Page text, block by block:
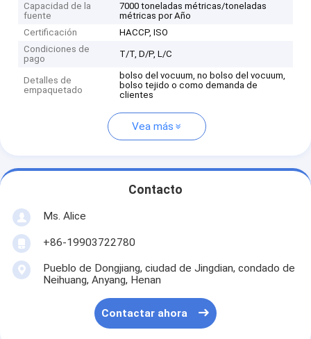
Capacidad de la
fuente
7000 toneladas métricas/toneladas
métricas por Año
Certificación
HACCP, ISO
Condiciones de
pago
T/T, D/P, L/C
Detalles de
empaquetado
bolso del vocuum, no bolso del vocuum,
bolso tejido o como demanda de
clientes
Vea más
Contacto
Ms. Alice
+86-19903722780
Pueblo de Dongjiang, ciudad de Jingdian, condado de
Neihuang, Anyang, Henan
Contactar ahora